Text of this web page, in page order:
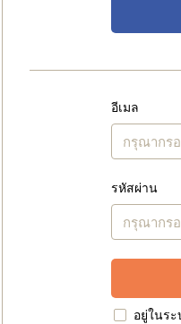
อีเมล
รหัสผ่าน
อยู่ในร